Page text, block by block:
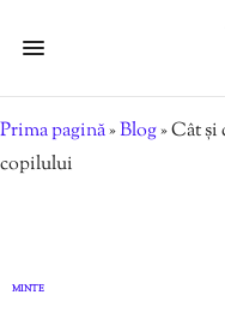
Prima pagină»Blog»Cât și
copilului
MINTE